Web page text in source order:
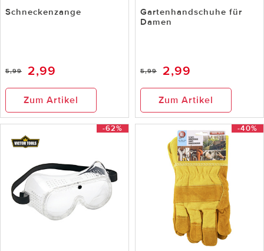
Schneckenzange
5,99 2,99
Zum Artikel
Gartenhandschuhe für
Damen
5,99 2,99
Zum Artikel
-62% -40%